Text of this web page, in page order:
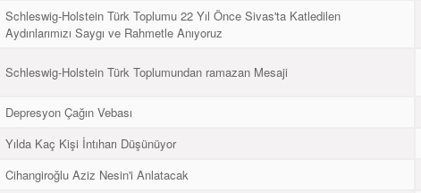
Schleswig-Holstein Türk Toplumu 22 Yıl Önce Sivas'ta Katledilen
Aydınlarımızı Saygı ve Rahmetle Anıyoruz
Schleswig-Holstein Türk Toplumundan ramazan Mesaji
Depresyon Çağın Vebası
Yılda Kaç Kişi İntıharı Düşünüyor
Cihangiroğlu Aziz Nesin'i Anlatacak